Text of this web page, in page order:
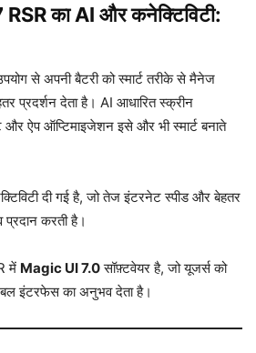
का AI और कनेक्टिविटी:
से अपनी बैटरी को स्मार्ट तरीके से मैनेज
प्रदर्शन देता है। AI आधारित स्क्रीन
ऐप ऑप्टिमाइजेशन इसे और भी स्मार्ट बनाते
दी गई है, जो तेज इंटरनेट स्पीड और बेहतर
करती है।
में Magic UI 7.0सॉफ़्टवेयर है, जो यूजर्स को
इंटरफेस का अनुभव देता है।